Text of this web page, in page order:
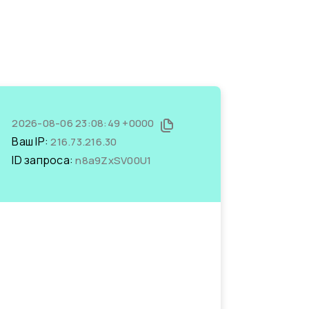
2026-08-06 23:08:49 +0000
Ваш IP:216.73.216.30
ID запроса:n8a9ZxSV00U1